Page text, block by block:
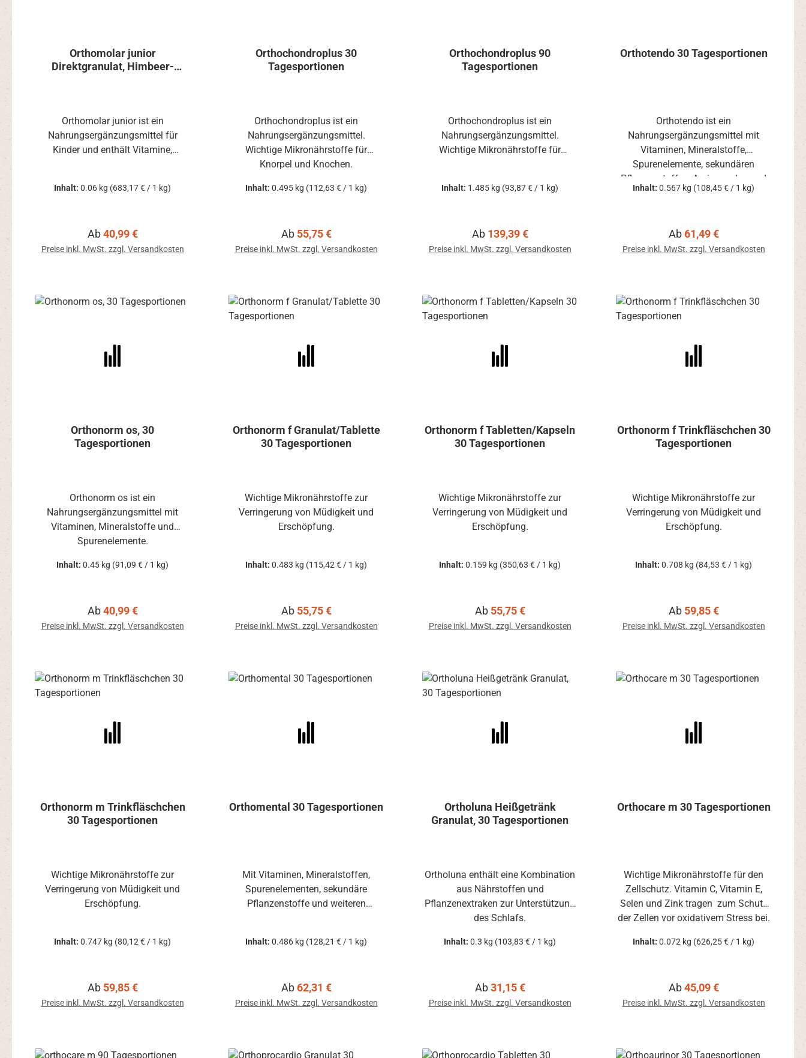
Orthomolar junior
Direktgranulat, Himbeer-
Orthomolar junior ist ein
Nahrungsergänzungsmittel für
Kinder und enthält Vitamine,
einer normalen Funktion des
Inhalt: 0.06 kg (683,17 € / 1 kg)
Regulärer Preis:
Ab40,99 €
Preise inkl. MwSt. zzgl. Versandkosten
Orthochondroplus 30
Tagesportionen
Orthochondroplus ist ein
Nahrungsergänzungsmittel.
Wichtige Mikronährstoffe für
Knorpel und Knochen.
Inhalt: 0.495 kg (112,63 € / 1 kg)
Regulärer Preis:
Ab 55,75 €
Preise inkl. MwSt. zzgl. Versandkosten
Orthochondroplus 90
Tagesportionen
Orthochondroplus ist ein
Nahrungsergänzungsmittel.
Wichtige Mikronährstoffe für
Inhalt: 1.485 kg (93,87 € / 1 kg)
Regulärer Preis:
Ab 139,39 €
Preise inkl. MwSt. zzgl. Versandkosten
Orthotendo 30 Tagesportionen
Orthotendo ist ein
Nahrungsergänzungsmittel mit
Vitaminen, Mineralstoffe,
Spurenelemente, sekundären
Pflanzenstoffen, Aminozucker und
Aminosäure, essenzielle Fettsäuren
Inhalt: 0.567 kg (108,45 € / 1 kg)
Regulärer Preis:
Ab61,49 €
Preise inkl. MwSt. zzgl. Versandkosten
Orthonorm os, 30
Tagesportionen
Orthonorm os ist ein
Nahrungsergänzungsmittel mit
Vitaminen, Mineralstoffe und
Spurenelemente.
Inhalt: 0.45 kg (91,09 € / 1 kg)
Regulärer Preis:
Ab40,99 €
Preise inkl. MwSt. zzgl. Versandkosten
Orthonorm f Granulat/Tablette
30 Tagesportionen
Wichtige Mikronährstoffe zur
Verringerung von Müdigkeit und
Erschöpfung.
Inhalt: 0.483 kg (115,42 € / 1 kg)
Regulärer Preis:
Ab 55,75 €
Preise inkl. MwSt. zzgl. Versandkosten
Orthonorm f Tabletten/Kapseln
30 Tagesportionen
Wichtige Mikronährstoffe zur
Verringerung von Müdigkeit und
Erschöpfung.
Inhalt: 0.159 kg (350,63 € / 1 kg)
Regulärer Preis:
Ab 55,75 €
Preise inkl. MwSt. zzgl. Versandkosten
Orthonorm f Trinkfläschchen 30
Tagesportionen
Wichtige Mikronährstoffe zur
Verringerung von Müdigkeit und
Erschöpfung.
Inhalt: 0.708 kg (84,53 € / 1 kg)
Regulärer Preis:
Ab 59,85 €
Preise inkl. MwSt. zzgl. Versandkosten
Orthonorm m Trinkfläschchen
30 Tagesportionen
Wichtige Mikronährstoffe zur
Verringerung von Müdigkeit und
Erschöpfung.
Inhalt: 0.747 kg (80,12 € / 1 kg)
Regulärer Preis:
Ab 59,85 €
Preise inkl. MwSt. zzgl. Versandkosten
Orthomental 30 Tagesportionen
Mit Vitaminen, Mineralstoffen,
Spurenelementen, sekundäre
Pflanzenstoffe und weiteren
Inhalt: 0.486 kg (128,21 € / 1 kg)
Regulärer Preis:
Ab62,31 €
Preise inkl. MwSt. zzgl. Versandkosten
Ortholuna Heißgetränk
Granulat, 30 Tagesportionen
Ortholuna enthält eine Kombination
aus Nährstoffen und
Pflanzenextraken zur Unterstützung
des Schlafs.
Inhalt: 0.3 kg (103,83 € / 1 kg)
Regulärer Preis:
Ab31,15 €
Preise inkl. MwSt. zzgl. Versandkosten
Orthocare m 30 Tagesportionen
Wichtige Mikronährstoffe für den
Zellschutz. Vitamin C, Vitamin E,
Selen und Zink tragen zum Schutz
der Zellen vor oxidativem Stress bei.
Inhalt: 0.072 kg (626,25 € / 1 kg)
Regulärer Preis:
Ab45,09 €
Preise inkl. MwSt. zzgl. Versandkosten